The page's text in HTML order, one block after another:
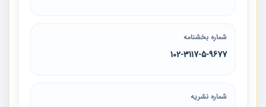
شماره بخشنامه
102-3117-5-9677
شماره نشریه